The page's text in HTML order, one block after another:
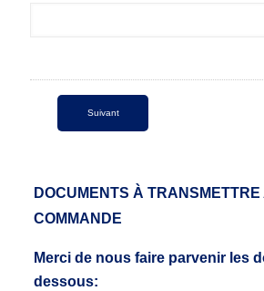
DOCUMENTS À TRANSMETTRE
COMMANDE
Merci de nous faire parvenir les
dessous: